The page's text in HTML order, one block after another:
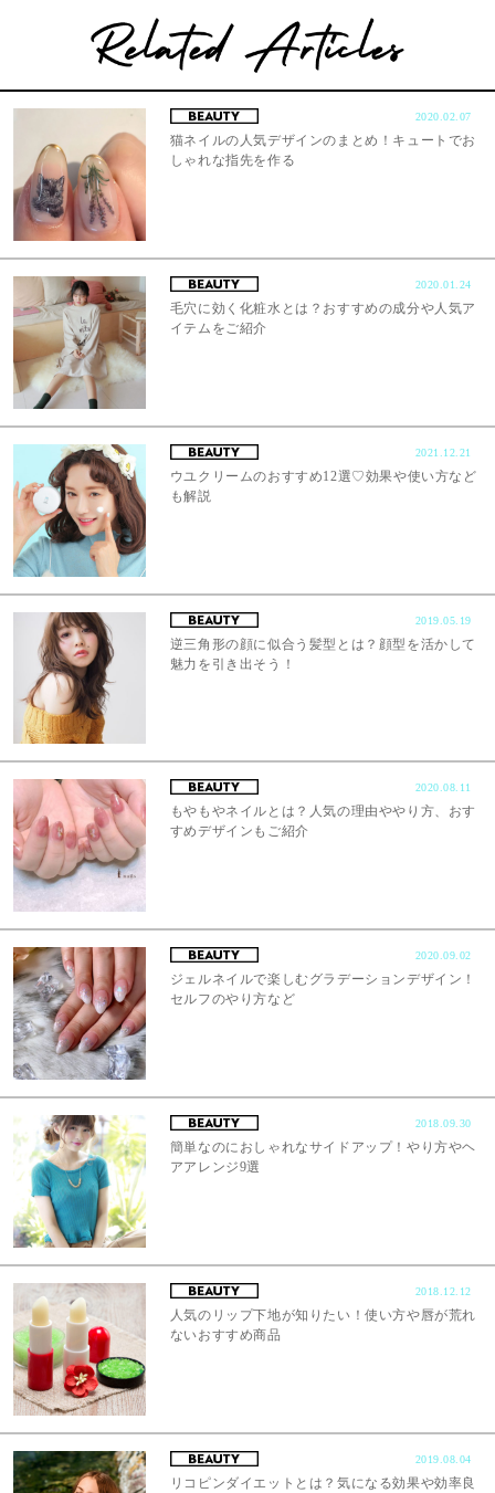
2020.02.07
猫ネイルの人気デザインのまとめ！キュートでお
しゃれな指先を作る
2020.01.24
毛穴に効く化粧水とは？おすすめの成分や人気ア
イテムをご紹介
2021.12.21
ウユクリームのおすすめ12選♡効果や使い方など
も解説
2019.05.19
逆三角形の顔に似合う髪型とは？顔型を活かして
魅力を引き出そう！
2020.08.11
もやもやネイルとは？人気の理由ややり方、おす
すめデザインもご紹介
2020.09.02
ジェルネイルで楽しむグラデーションデザイン！
セルフのやり方など
2018.09.30
簡単なのにおしゃれなサイドアップ！やり方やヘ
アアレンジ9選
2018.12.12
人気のリップ下地が知りたい！使い方や唇が荒れ
ないおすすめ商品
2019.08.04
リコピンダイエットとは？気になる効果や効率良